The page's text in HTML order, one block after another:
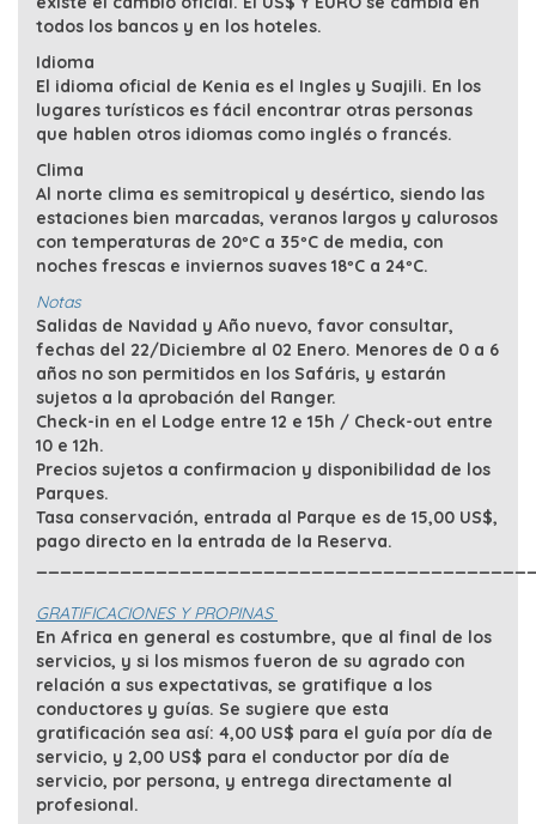
todos los bancos y en los hoteles.
Idioma
El idioma oficial de Kenia es el Ingles y Suajili. En los
lugares turísticos es fácil encontrar otras personas
que hablen otros idiomas como inglés o francés.
Clima
Al norte clima es semitropical y desértico, siendo las
estaciones bien marcadas, veranos largos y calurosos
con temperaturas de 20ºC a 35ºC de media, con
noches frescas e inviernos suaves 18ºC a 24ºC.
Notas
Salidas de Navidad y Año nuevo, favor consultar,
fechas del 22/Diciembre al 02 Enero. Menores de 0 a 6
años no son permitidos en los Safáris, y estarán
sujetos a la aprobación del Ranger.
Check-in en el Lodge entre 12 e 15h / Check-out entre
10 e 12h.
Precios sujetos a confirmacion y disponibilidad de los
Parques.
Tasa conservación, entrada al Parque es de 15,00 US$,
pago directo en la entrada de la Reserva.
GRATIFICACIONES Y PROPINAS
En Africa en general es costumbre, que al final de los
servicios, y si los mismos fueron de su agrado con
relación a sus expectativas, se gratifique a los
conductores y guías. Se sugiere que esta
gratificación sea así: 4,00 US$ para el guía por día de
servicio, y 2,00 US$ para el conductor por día de
servicio, por persona, y entrega directamente al
profesional.